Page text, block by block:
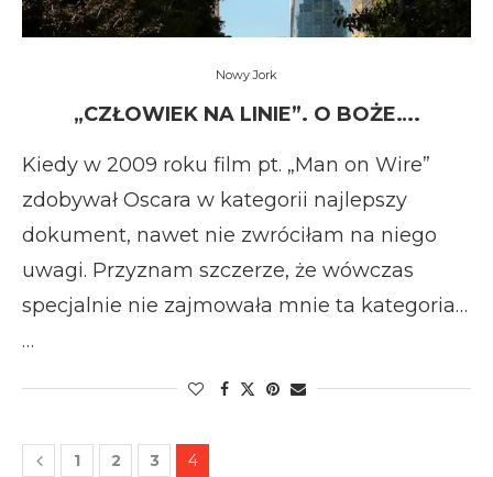
Nowy Jork
„CZŁOWIEK NA LINIE”. O BOŻE….
Kiedy w 2009 roku film pt. „Man on Wire”
zdobywał Oscara w kategorii najlepszy
dokument, nawet nie zwróciłam na niego
uwagi. Przyznam szczerze, że wówczas
specjalnie nie zajmowała mnie ta kategoria…
…
1 2 3 4